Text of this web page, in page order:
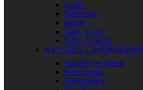
Kukly
Nákrčníky
Masky
Šatky na krk
Šatky na hlavu
NÁVLEKY –
Návleky na kolená
Podkolienky
Nadkolienky